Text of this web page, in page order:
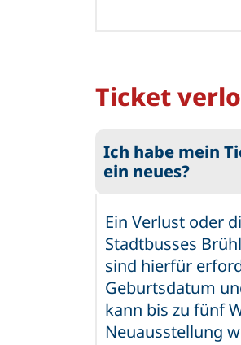
Ticket
Ich habe mein
ein neues?
Ein Verlust oder
Stadtbusses
sind hierfür
Geburtsdatum
kann bis zu fünf
Neuausstellung